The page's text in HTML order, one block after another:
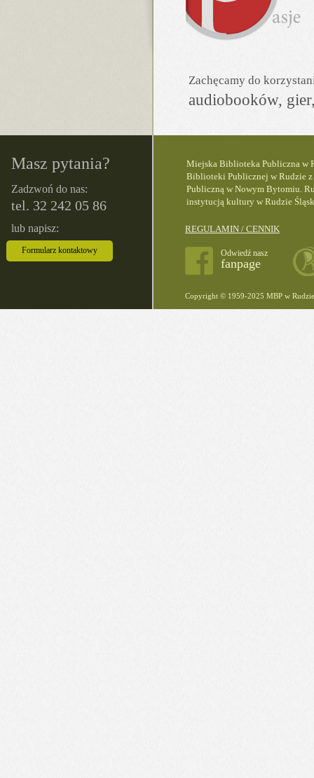
Zachęcamy do
audiobooków,
Masz pytania?
Zadzwoń do nas:
tel. 32 242 05 86
lub napisz:
Formularz kontaktowy
Miejska Biblioteka Publiczna w
Biblioteki Publicznej w Rudzie
Publiczną w Nowym Bytomiu.
instytucją kultury w Rudzie
REGULAMIN / CENNIK
Odwiedź nasz
fanpage
Copyright © 1959-2025 MBP w